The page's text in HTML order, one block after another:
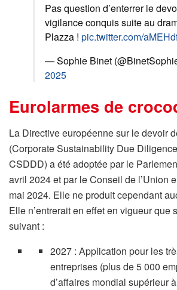
Pas question d’enterrer le
vigilance conquis suite au
Plazza ! pic.twitter.com/
— Sophie Binet
2025
Eurolarmes de
La Directive européenne sur le devoir
(Corporate Sustainability Due
CSDDD) a été adoptée par le
avril 2024 et par le Conseil de l’Union
mai 2024. Elle ne produit cependant
Elle n’entrerait en effet en vigueur que
suivant :
2027 : Application pour les
entreprises (plus de 5 000
d’affaires mondial supérieur